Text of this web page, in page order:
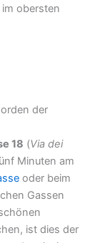
obersten
der
18 (Via dei
Minuten am
oder beim
Gassen
ist dies der